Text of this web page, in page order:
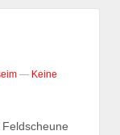
— Keine